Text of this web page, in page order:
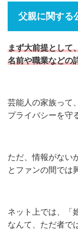
父親に関する
まず大前提として
名前や職業などの
芸能人の家族って
プライバシーを守
ただ、情報がない
とファンの間では
ネット上では、「
なんて、ただ者で